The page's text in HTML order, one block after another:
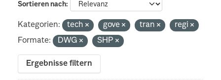
Sortieren nach
Kategorien: tech gove tran
regi
Formate:
DWG SHP
Ergebnisse filtern